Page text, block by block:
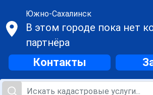
Южно-Сахалинск
В этом городе пока нет
партнёра
Контакты